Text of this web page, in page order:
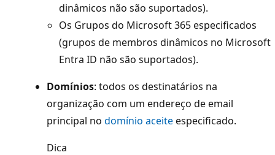
dinâmicos não são suportados).
Os Grupos do Microsoft 365 especificados
(grupos de membros dinâmicos no Microsoft
Entra ID não são suportados).
Domínios: todos os destinatários na
organização com um endereço de email
principal no domínio aceiteespecificado.
Dica